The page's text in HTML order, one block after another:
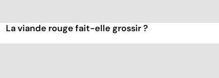
La viande rouge fait-elle grossir ?